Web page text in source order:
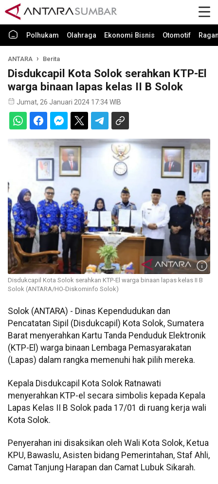
Polhukam Olahraga Ekonomi Bisnis Otomotif
ANTARA Berita
Disdukcapil Kota Solok serahkan KTP-El
warga binaan lapas kelas II B Solok
Jumat, 26 Januari 2024 17:34 WIB
Disdukcapil Kota Solok serahkan KTP-El warga binaan lapas kelas II B
Solok (ANTARA/HO-Diskominfo Solok)
Solok (ANTARA) - Dinas Kependudukan dan
Pencatatan Sipil (Disdukcapil) Kota Solok, Sumatera
Barat menyerahkan Kartu Tanda Penduduk Elektronik
(KTP-El) warga binaan Lembaga Pemasyarakatan
(Lapas) dalam rangka memenuhi hak pilih mereka.
Kepala Disdukcapil Kota Solok Ratnawati
menyerahkan KTP-el secara simbolis kepada Kepala
Lapas Kelas II B Solok pada 17/01 di ruang kerja wali
Kota Solok.
Penyerahan ini disaksikan oleh Wali Kota Solok, Ketua
KPU, Bawaslu, Asisten bidang Pemerintahan, Staf Ahli,
Camat Tanjung Harapan dan Camat Lubuk Sikarah.